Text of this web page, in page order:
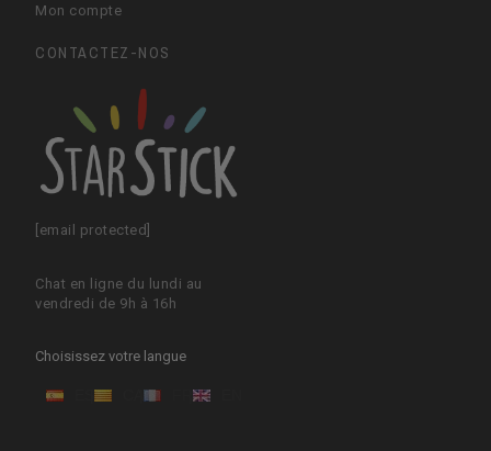
Mon compte
CONTACTEZ-NOS
[email protected]
Chat en ligne du lundi au
vendredi de 9h à 16h
Choisissez votre langue
ES CA FR